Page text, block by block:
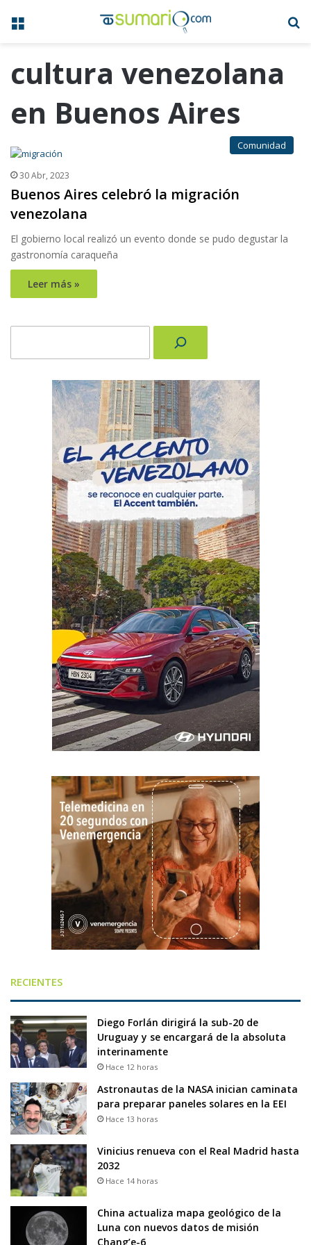
Menú
cultura venezolana
en Buenos Aires
Comunidad
30 Abr, 2023
Buenos Aires celebró la migración
venezolana
El gobierno local realizó un evento donde se pudo degustar la
gastronomía caraqueña
Leer más »
RECIENTES
Diego Forlán dirigirá la sub-20 de
Uruguay y se encargará de la absoluta
interinamente
Hace 12 horas
Astronautas de la NASA inician caminata
para preparar paneles solares en la EEI
Hace 13 horas
Vinicius renueva con el Real Madrid hasta
2032
Hace 14 horas
China actualiza mapa geológico de la
Luna con nuevos datos de misión
Chang’e-6